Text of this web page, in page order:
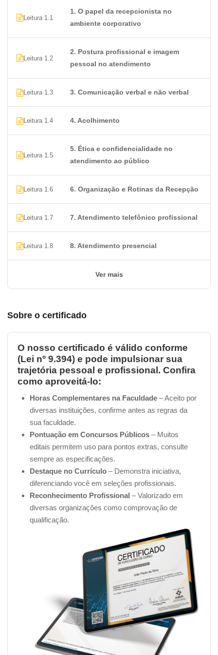
públicos diversos e construir uma trajetória sólida na
área de recepção.
Leitura 1.1
1. O papel da recepcionista no
ambiente corporativo
Leitura 1.2
2. Postura profissional e imagem
pessoal no atendimento
Leitura 1.3 3. Comunicação verbal e não verbal
Leitura 1.4 4. Acolhimento
Leitura 1.5
5. Ética e confidencialidade no
atendimento ao público
Leitura 1.6 6. Organização e Rotinas da Recepção
Leitura 1.7 7. Atendimento telefônico profissional
Leitura 1.8 8. Atendimento presencial
Ver mais
Sobre o certificado
O nosso certificado é válido conforme
(Lei nº 9.394) e pode impulsionar sua
trajetória pessoal e profissional. Confira
como aproveitá-lo:
Horas Complementares na Faculdade – Aceito por
diversas instituições, confirme antes as regras da
sua faculdade.
Pontuação em Concursos Públicos – Muitos
editais permitem uso para pontos extras, consulte
sempre as especificações.
Destaque no Currículo – Demonstra iniciativa,
diferenciando você em seleções profissionais.
Reconhecimento Profissional – Valorizado em
diversas organizações como comprovação de
qualificação.